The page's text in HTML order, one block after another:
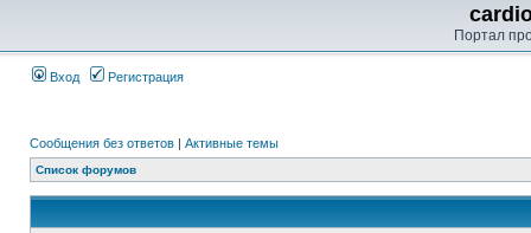
Портал
Вход Регистрация
Сообщения без ответов | Активные темы
Список форумов